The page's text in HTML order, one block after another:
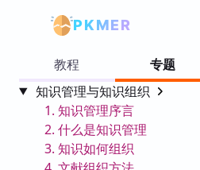
PKMER
教程
专题
知识管理与知识组织
1. 知识管理序言
2. 什么是知识管理
3. 知识如何组织